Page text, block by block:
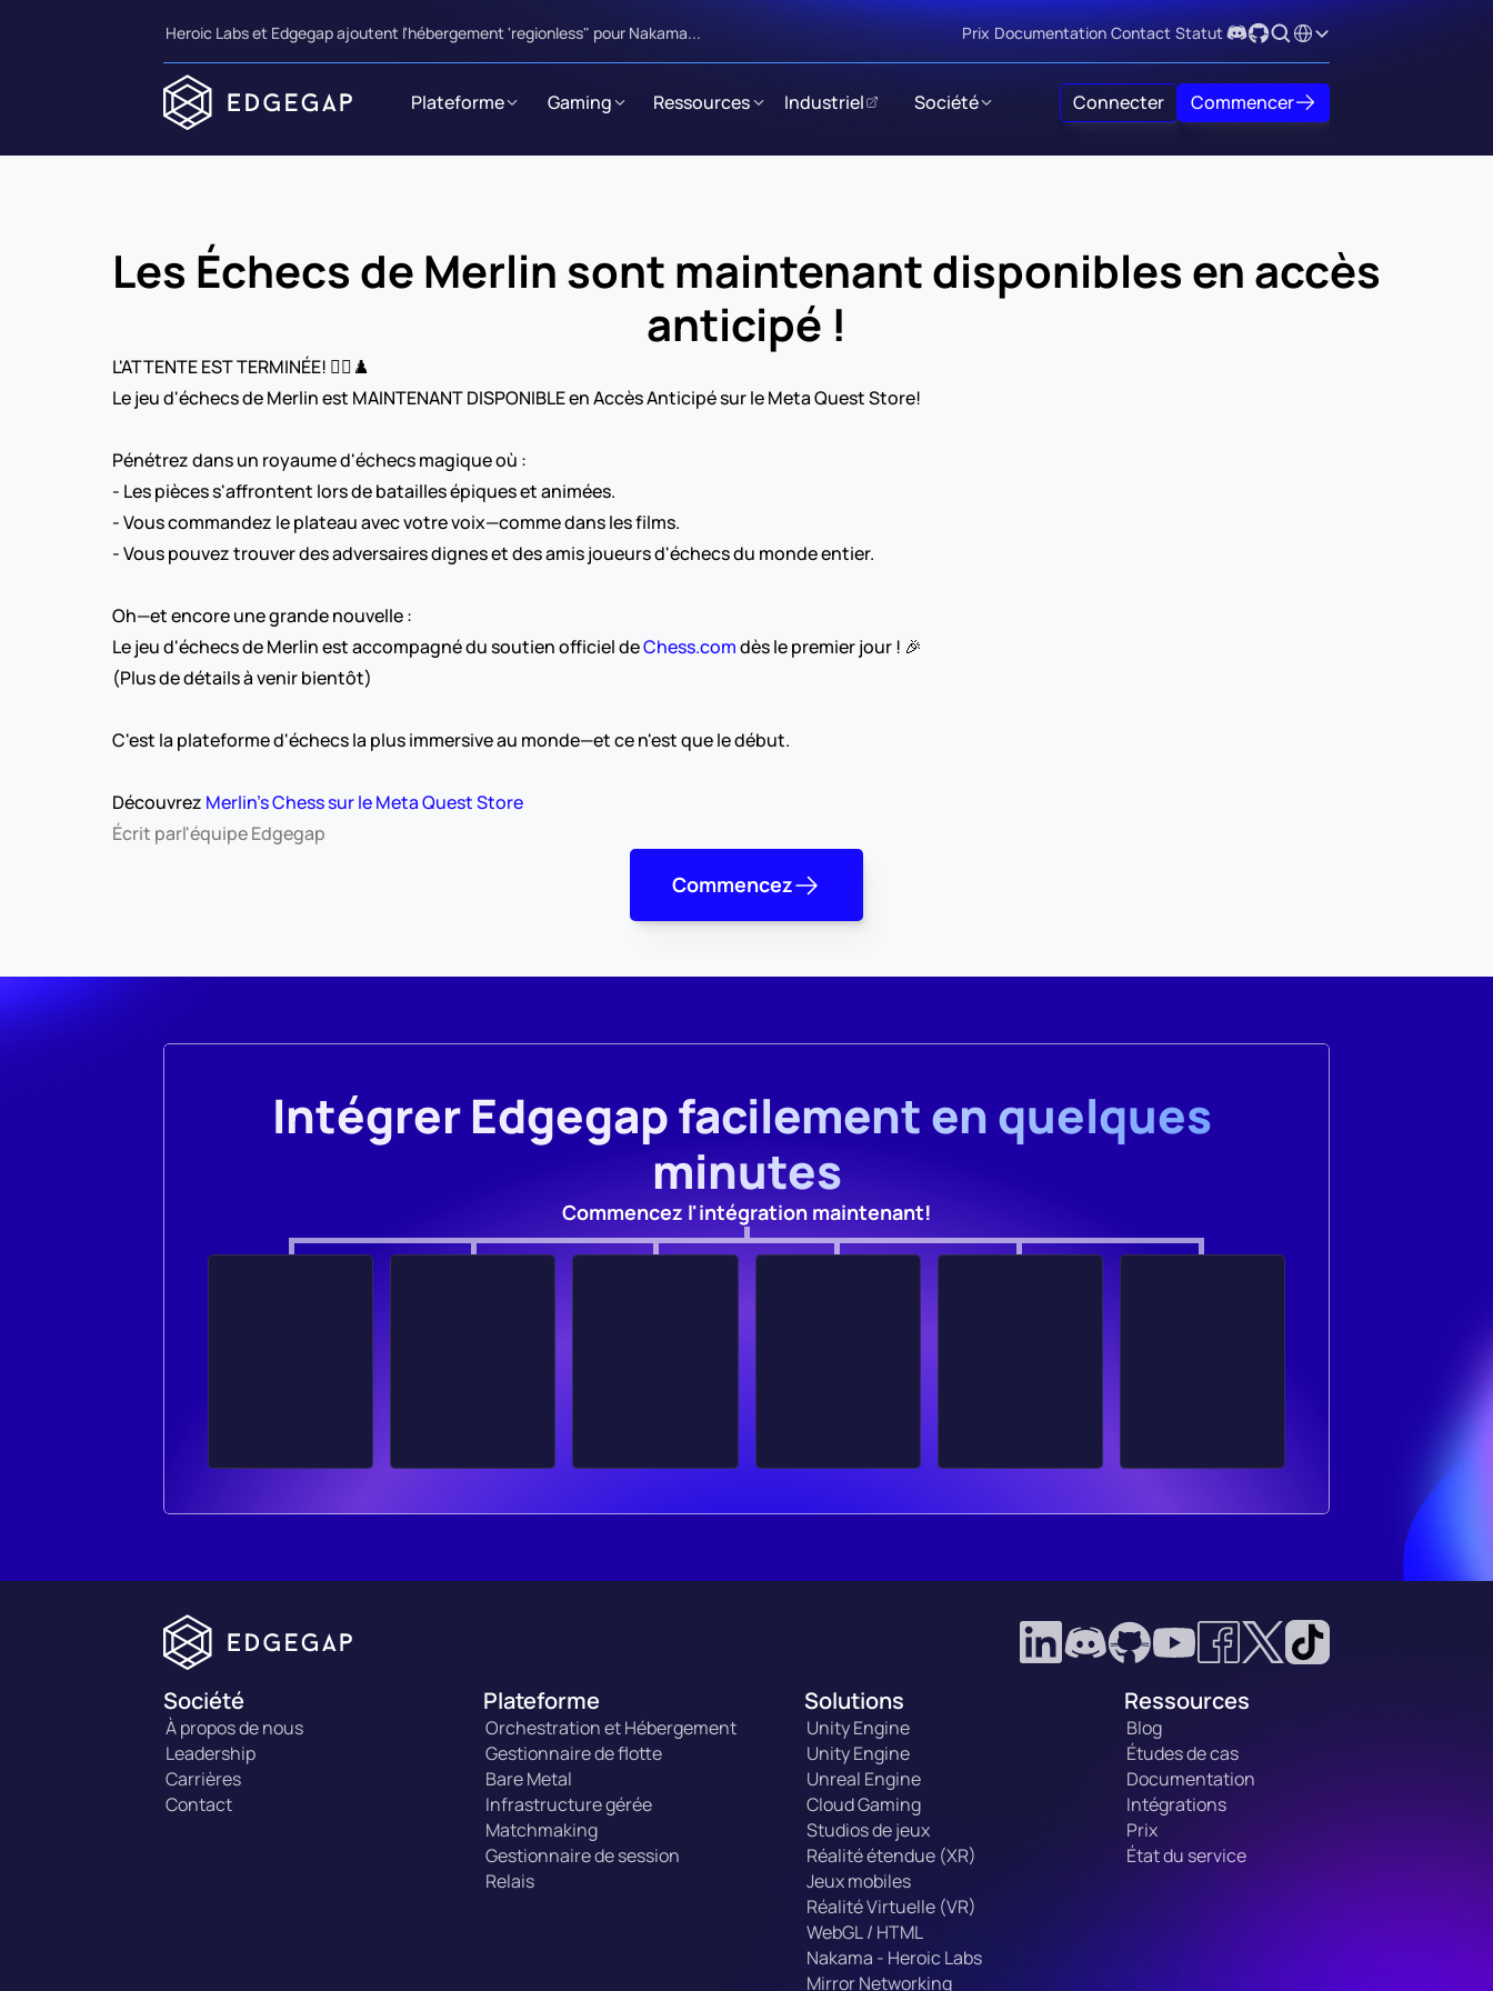
Heroic Labs et Edgegap ajoutent l'hébergement 'regionless" pour Nakama... Prix Documentation Contact Statut Select Language
Plateforme Gaming Ressources Industriel Société Connecter Commencer
Les Échecs de Merlin sont maintenant disponibles en accès
anticipé !
L'ATTENTE EST TERMINÉE! 🧙‍♂️♟️
Le jeu d'échecs de Merlin est MAINTENANT DISPONIBLE en Accès Anticipé sur le Meta Quest Store!
Pénétrez dans un royaume d'échecs magique où :
- Les pièces s'affrontent lors de batailles épiques et animées.
- Vous commandez le plateau avec votre voix—comme dans les films.
- Vous pouvez trouver des adversaires dignes et des amis joueurs d'échecs du monde entier.
Oh—et encore une grande nouvelle :
Le jeu d'échecs de Merlin est accompagné du soutien officiel de Chess.com dès le premier jour ! 🎉
(Plus de détails à venir bientôt)
C'est la plateforme d'échecs la plus immersive au monde—et ce n'est que le début.
Découvrez Merlin's Chess sur le Meta Quest Store
Écrit parl'équipe Edgegap
Commencez
Intégrer Edgegap facilement en quelques
minutes
Commencez l'intégration maintenant!
Société
À propos de nous
Leadership
Carrières
Contact
Plateforme
Orchestration et Hébergement
Gestionnaire de flotte
Bare Metal
Infrastructure gérée
Matchmaking
Gestionnaire de session
Relais
Solutions
Unity Engine
Unity Engine
Unreal Engine
Cloud Gaming
Studios de jeux
Réalité étendue (XR)
Jeux mobiles
Réalité Virtuelle (VR)
WebGL / HTML
Nakama - Heroic Labs
Mirror Networking
Ressources
Blog
Études de cas
Documentation
Intégrations
Prix
État du service